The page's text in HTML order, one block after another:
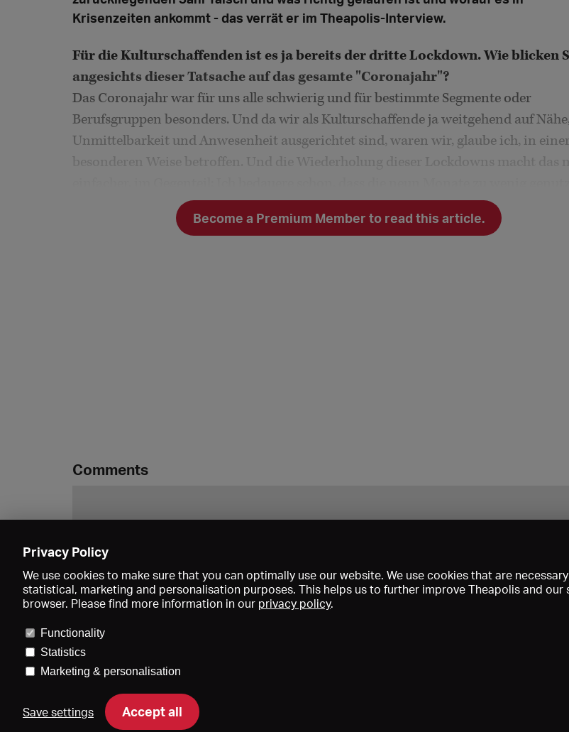
Krisenzeiten ankommt - das verrät er im Theapolis-Interview.
Für die Kulturschaffenden ist es ja bereits der dritte Lockdown. Wie blicken
angesichts dieser Tatsache auf das gesamte "Coronajahr"?
Das Coronajahr war für uns alle schwierig und für bestimmte Segmente oder
Berufsgruppen besonders. Und da wir als Kulturschaffende ja weitgehend auf
Unmittelbarkeit und Anwesenheit ausgerichtet sind, waren wir, glaube ich, in einer
besonderen Weise betroffen. Und die Wiederholung dieser Lockdowns macht das
wurden von der Politik. Es ist sehr
Become a Premium Member to read this article.
Comments
Privacy Policy
We use cookies to make sure that you can optimally use our website. We use cookies that are
statistical, marketing and personalisation purposes. This helps us to further improve Theapolis and
browser. Please find more information in our privacy policy.
Functionality
Statistics
Marketing & personalisation
Save settings Accept all